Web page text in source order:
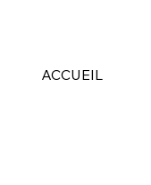
ACCUEIL